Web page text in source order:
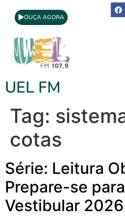
OUÇA AGORA
UEL FM
Tag:
cotas
Série: Leitura
Prepare-se
Vestibular 2026